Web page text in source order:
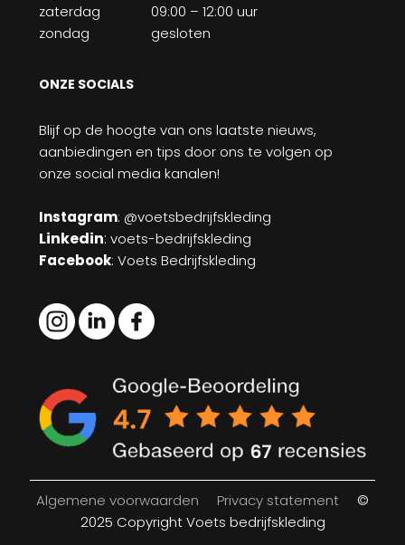
zaterdag
09:00 – 12:00 uur
zondag
gesloten
ONZE SOCIALS
Blijf op de hoogte van ons laatste nieuws,
aanbiedingen en tips door ons te volgen op
onze social media kanalen!
Instagram: @voetsbedrijfskleding
Linkedin: voets-bedrijfskleding
Facebook: Voets Bedrijfskleding
Algemene voorwaarden Privacy statement
©
2025 Copyright Voets bedrijfskleding